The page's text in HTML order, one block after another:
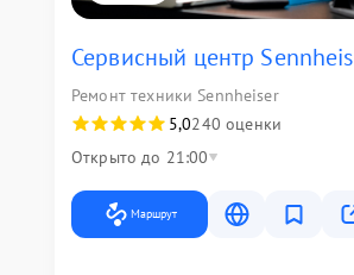
Сервисный центр
Ремонт техники Sennheiser
5,0240 оценки
Открыто до 21:00
Маршрут